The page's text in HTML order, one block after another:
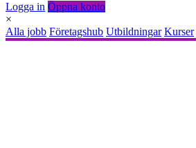
Logga in Öppna konto
×
Alla jobb Företagshub Utbildningar Kurser